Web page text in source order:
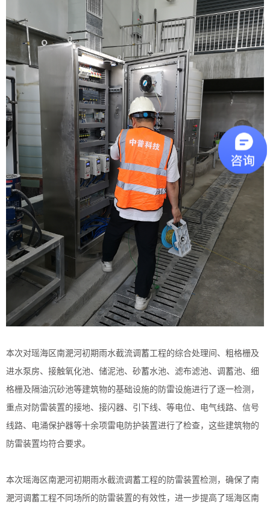
本次对瑶海区南淝河初期雨水截流调蓄工程的综合处理间、粗格栅及
进水泵房、接触氧化池、储泥池、砂蓄水池、滤布滤池、调蓄池、细
格栅及隔油沉砂池等建筑物的基础设施的防雷设施进行了逐一检测，
重点对防雷装置的接地、接闪器、引下线、等电位、电气线路、信号
线路、电涌保护器等十余项雷电防护装置进行了检查，这些建筑物的
防雷装置均符合要求。
本次瑶海区南淝河初期雨水截流调蓄工程的防雷装置检测，确保了南
淝河调蓄工程不同场所的防雷装置的有效性，进一步提高了瑶海区南